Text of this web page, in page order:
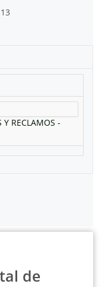
Y RECLAMOS -
de